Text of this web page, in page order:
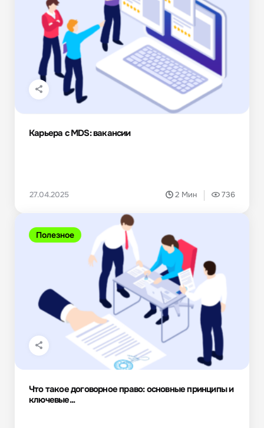
Карьера с MDS: вакансии
27.04.2025 2 Мин 736
Полезное
Что такое договорное право: основные принципы и
ключевые...